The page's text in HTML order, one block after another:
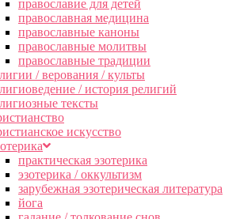
православие для детей
православная медицина
православные каноны
православные молитвы
православные традиции
/ верования / культы
/ история религий
тексты
искусство
практическая эзотерика
эзотерика / оккультизм
зарубежная эзотерическая литература
йога